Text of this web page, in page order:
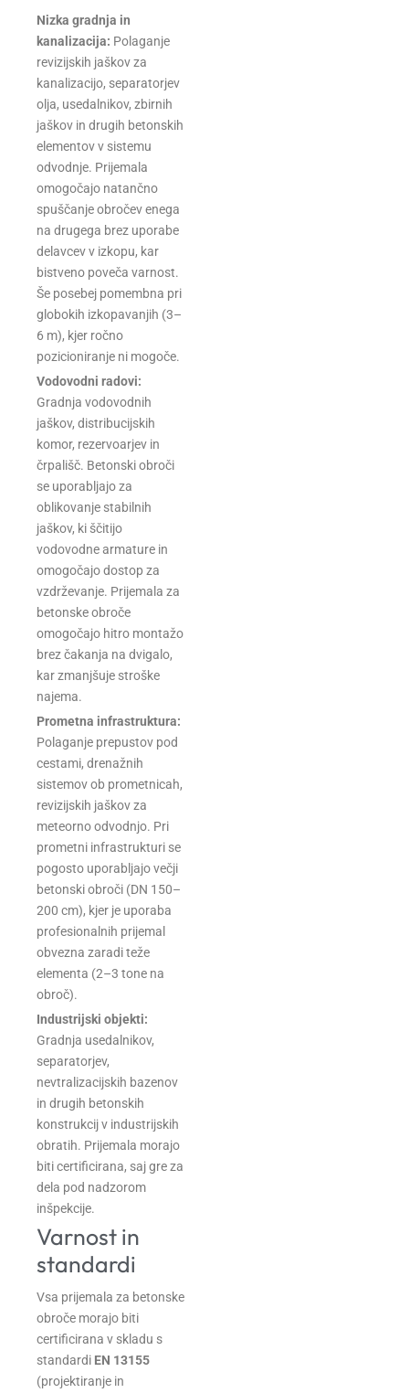
Nizka gradnja in
kanalizacija: Polaganje
revizijskih jaškov za
kanalizacijo, separatorjev
olja, usedalnikov, zbirnih
jaškov in drugih betonskih
elementov v sistemu
odvodnje. Prijemala
omogočajo natančno
spuščanje obročev enega
na drugega brez uporabe
delavcev v izkopu, kar
bistveno poveča varnost.
Še posebej pomembna pri
globokih izkopavanjih (3–
6 m), kjer ročno
pozicioniranje ni mogoče.
Vodovodni radovi:
Gradnja vodovodnih
jaškov, distribucijskih
komor, rezervoarjev in
črpališč. Betonski obroči
se uporabljajo za
oblikovanje stabilnih
jaškov, ki ščitijo
vodovodne armature in
omogočajo dostop za
vzdrževanje. Prijemala za
betonske obroče
omogočajo hitro montažo
brez čakanja na dvigalo,
kar zmanjšuje stroške
najema.
Prometna infrastruktura:
Polaganje prepustov pod
cestami, drenažnih
sistemov ob prometnicah,
revizijskih jaškov za
meteorno odvodnjo. Pri
prometni infrastrukturi se
pogosto uporabljajo večji
betonski obroči (DN 150–
200 cm), kjer je uporaba
profesionalnih prijemal
obvezna zaradi teže
elementa (2–3 tone na
obroč).
Industrijski objekti:
Gradnja usedalnikov,
separatorjev,
nevtralizacijskih bazenov
in drugih betonskih
konstrukcij v industrijskih
obratih. Prijemala morajo
biti certificirana, saj gre za
dela pod nadzorom
inšpekcije.
Varnost in
standardi
Vsa prijemala za betonske
obroče morajo biti
certificirana v skladu s
standardi EN 13155
(projektiranje in